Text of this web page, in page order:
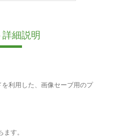
詳細説明
利用した、画像セーブ用のプ
す。